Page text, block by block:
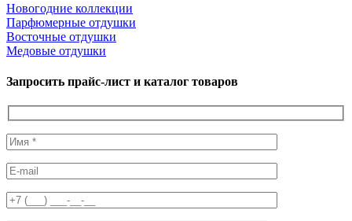
Новогодние коллекции
Парфюмерные отдушки
Восточные отдушки
Медовые отдушки
Запросить прайс-лист и каталог товаров